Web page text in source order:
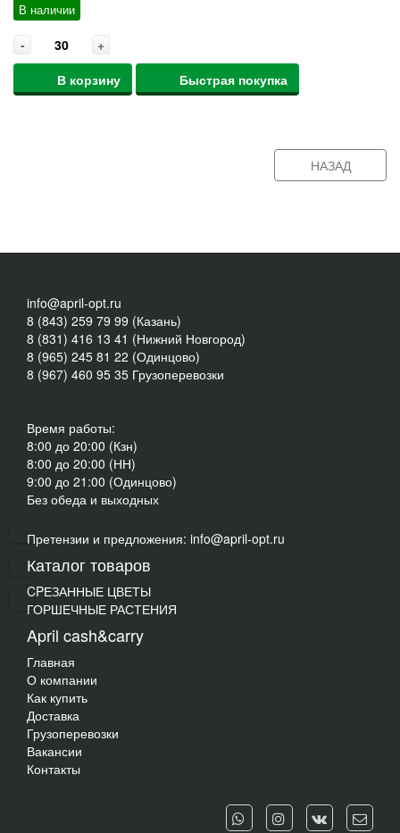
В наличии
-
+
В корзину
Быстрая покупка
НАЗАД
info@april-opt.ru
8 (843) 259 79 99 (Казань)
8 (831) 416 13 41 (Нижний Новгород)
8 (965) 245 81 22 (Одинцово)
8 (967) 460 95 35 Грузоперевозки
Время работы:
8:00 до 20:00 (Кзн)
8:00 до 20:00 (НН)
9:00 до 21:00 (Одинцово)
Без обеда и выходных
Претензии и предложения: info@april-opt.ru
Каталог товаров
CPЕЗАННЫЕ ЦВЕТЫ
ГОРШЕЧНЫЕ РАСТЕНИЯ
April cash&carry
Главная
О компании
Как купить
Доставка
Грузоперевозки
Вакансии
Контакты